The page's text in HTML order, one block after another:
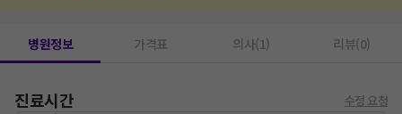
병원정보 가격표 의사(1) 리뷰(0)
진료시간 수정 요청